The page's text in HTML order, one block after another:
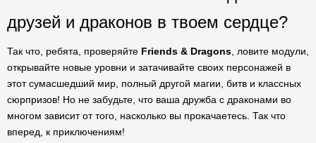
друзей и драконов в твоем сердце?
Так что, ребята, проверяйте Friends & Dragons , ловите модули,
открывайте новые уровни и затачивайте своих персонажей в
этот сумасшедший мир, полный другой магии, битв и классных
сюрпризов! Но не забудьте, что ваша дружба с драконами во
многом зависит от того, насколько вы прокачаетесь. Так что
вперед, к приключениям!